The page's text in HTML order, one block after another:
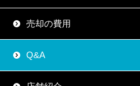
売却の費用
Q&A